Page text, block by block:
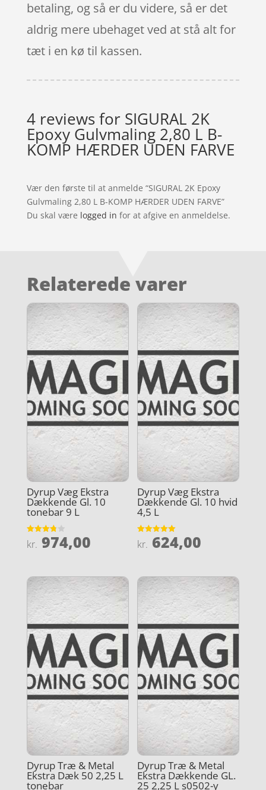
betaling, og så er du videre, så er det
aldrig mere ubehaget ved at stå alt for
tæt i en kø til kassen.
4 reviews for SIGURAL 2K
Epoxy Gulvmaling 2,80 L B-
KOMP HÆRDER UDEN FARVE
Vær den første til at anmelde “SIGURAL 2K Epoxy
Gulvmaling 2,80 L B-KOMP HÆRDER UDEN FARVE”
Du skal være logged in for at afgive en anmeldelse.
Relaterede varer
Dyrup Væg Ekstra
Dækkende Gl. 10
tonebar 9 L
Vurderet
3.8
kr. 974,00
Dyrup Væg Ekstra
Dækkende Gl. 10 hvid
4,5 L
Vurderet
5
kr. 624,00
Dyrup Træ & Metal
Ekstra Dæk 50 2,25 L
tonebar
Dyrup Træ & Metal
Ekstra Dækkende GL.
25 2,25 L s0502-y